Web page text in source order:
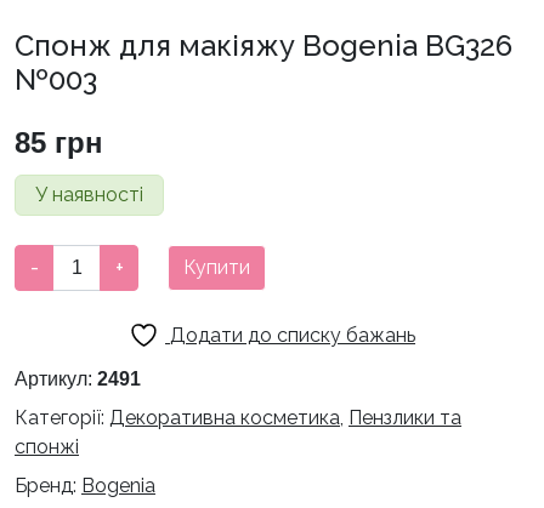
Спонж для макіяжу Bogenia BG326
№003
85 грн
У наявності
Спонж
для
BG326
кількість
- + Купити
Додати до списку бажань
Артикул: 2491
Категорії: Декоративна косметика, Пензлики та
спонжі
Бренд: Bogenia